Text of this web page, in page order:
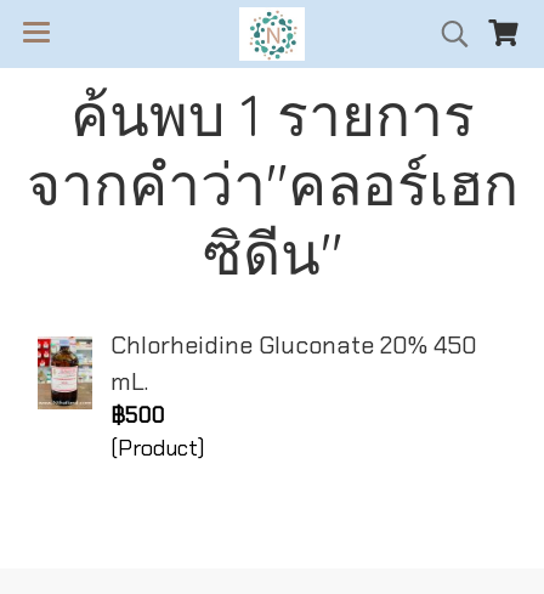
ค้นพบ 1 รายการ
จากคำว่า"คลอร์เฮก
ซิดีน"
Chlorheidine Gluconate 20% 450
mL.
฿500
(Product)